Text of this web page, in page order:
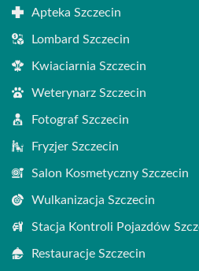
Apteka Szczecin
Lombard Szczecin
Kwiaciarnia Szczecin
Weterynarz Szczecin
Fotograf Szczecin
Fryzjer Szczecin
Salon Kosmetyczny Szczecin
Wulkanizacja Szczecin
Stacja Kontroli Pojazdów
Restauracje Szczecin